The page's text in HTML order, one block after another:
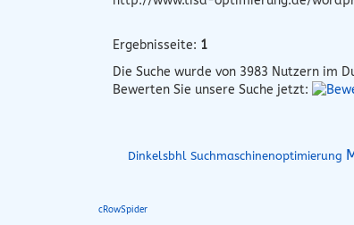
Ergebnisseite: 1
Die Suche wurde von 3983 Nutzern im
Bewerten Sie unsere Suche jetzt:
Dinkelsbhl Suchmaschinenoptimierung
cRowSpider